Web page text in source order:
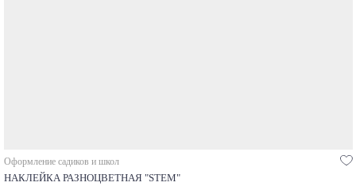
Оформление садиков и школ
НАКЛЕЙКА РАЗНОЦВЕТНАЯ "STEM"